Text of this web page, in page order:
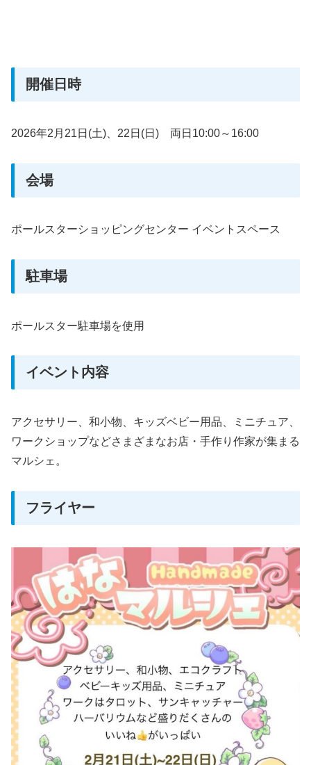
開催日時
2026年2月21日(土)、22日(日) 両日10:00～16:00
会場
ポールスターショッピングセンター イベントスペース
駐車場
ポールスター駐車場を使用
イベント内容
アクセサリー、和小物、キッズベビー用品、ミニチュア、
ワークショップなどさまざまなお店・手作り作家が集まる
マルシェ。
フライヤー